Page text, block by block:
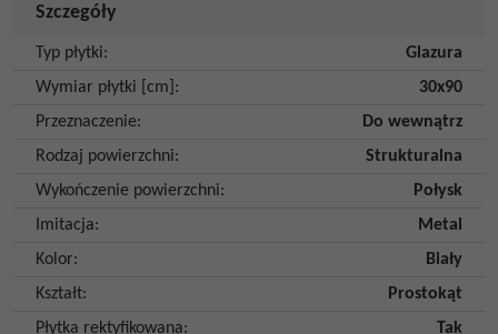
Szczegóły
Typ płytki:
Glazura
Wymiar płytki [cm] :
30x90
Przeznaczenie:
Do wewnątrz
Rodzaj powierzchni:
Strukturalna
Wykończenie powierzchni:
Połysk
Imitacja:
Metal
Kolor:
Biały
Kształt:
Prostokąt
Płytka rektyfikowana: Tak